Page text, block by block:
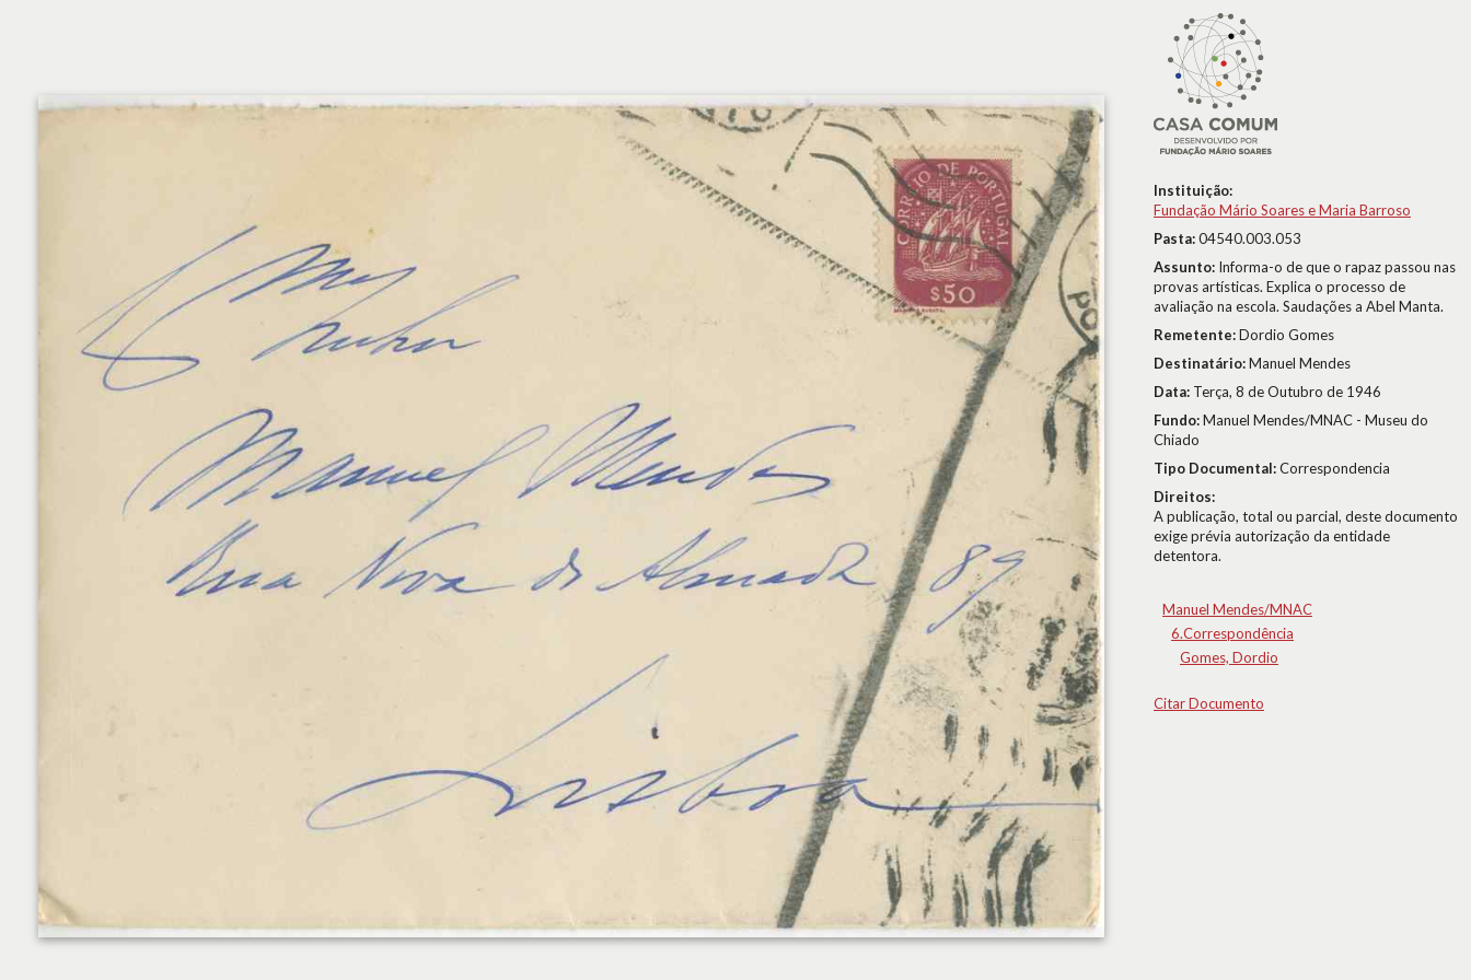
Instituição:
Fundação Mário Soares e Maria Barroso
Pasta:04540.003.053
Assunto: Informa-o de que o rapaz passou nas
provas artísticas. Explica o processo de
avaliação na escola. Saudações a Abel Manta.
Remetente:Dordio Gomes
Destinatário:Manuel Mendes
Data: Terça, 8 de Outubro de 1946
Fundo:Manuel Mendes/MNAC - Museu do
Chiado
Tipo Documental:Correspondencia
Direitos:
A publicação, total ou parcial, deste documento
exige prévia autorização da entidade
detentora.
Manuel Mendes/MNAC
6.Correspondência
Gomes, Dordio
Citar Documento